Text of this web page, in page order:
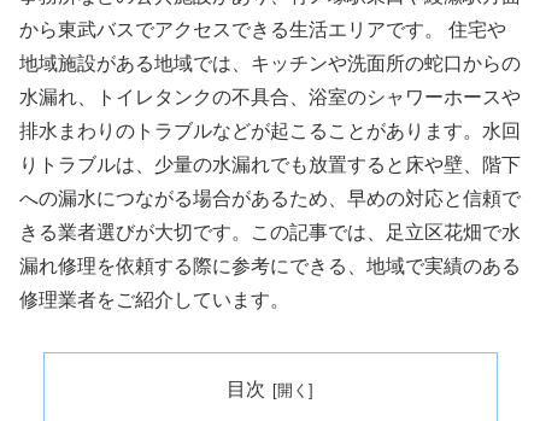
から東武バスでアクセスできる生活エリアです。 住宅や
地域施設がある地域では、キッチンや洗面所の蛇口からの
水漏れ、トイレタンクの不具合、浴室のシャワーホースや
排水まわりのトラブルなどが起こることがあります。水回
りトラブルは、少量の水漏れでも放置すると床や壁、階下
への漏水につながる場合があるため、早めの対応と信頼で
きる業者選びが大切です。この記事では、足立区花畑で水
漏れ修理を依頼する際に参考にできる、地域で実績のある
修理業者をご紹介しています。
目次